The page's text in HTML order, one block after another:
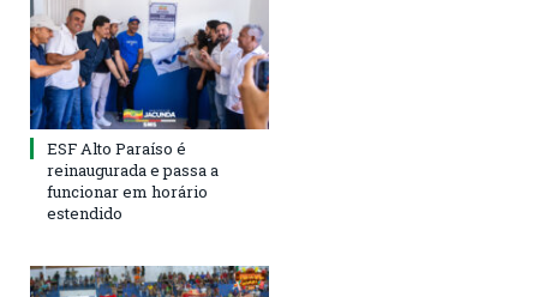
ESF Alto Paraíso é
reinaugurada e passa a
funcionar em horário
estendido